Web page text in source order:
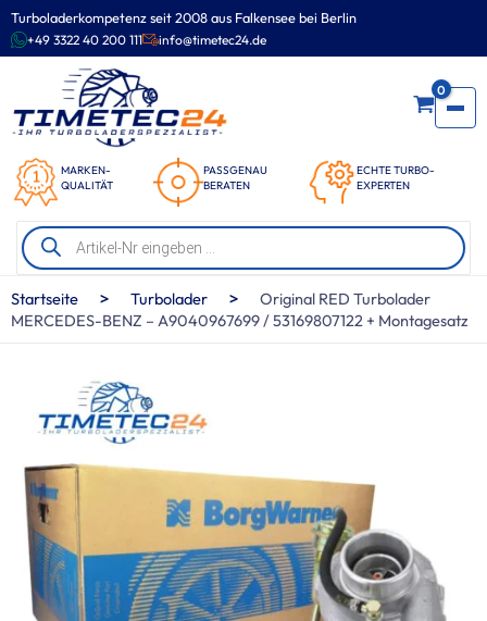
Turboladerkompetenz seit 2008 aus Falkensee bei Berlin
+49 3322 40 200 111 info@timetec24.de
MARKEN-
QUALITÄT
PASSGENAU
BERATEN
ECHTE TURBO-
EXPERTEN
0
Products
search
Zum
Inhalt
springen
Startseite > Turbolader >
Original RED Turbolader
MERCEDES-BENZ – A9040967699 / 53169807122 + Montagesatz